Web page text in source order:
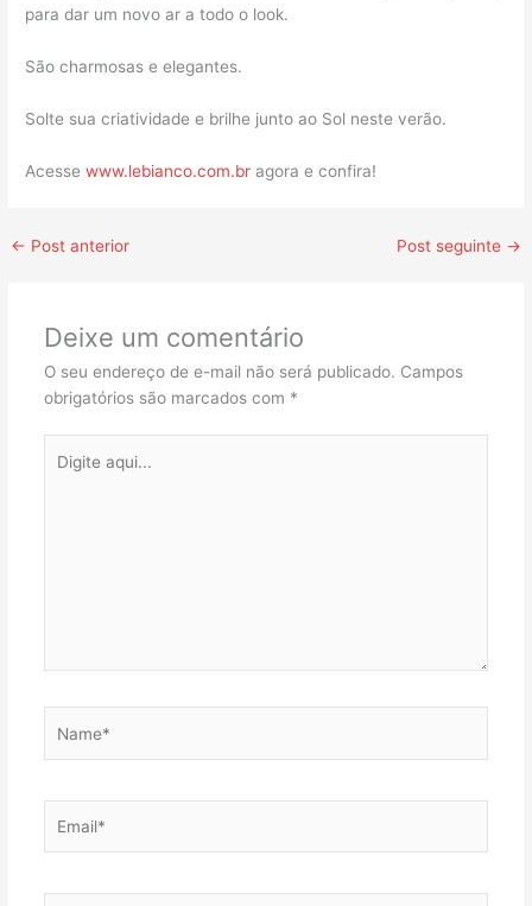
para dar um novo ar a todo o look.
São charmosas e elegantes.
Solte sua criatividade e brilhe junto ao Sol neste verão.
Acessewww.lebianco.com.br agora e confira!
← Post anterior Post seguinte →
Deixe um comentário
O seu endereço de e-mail não será publicado. Campos
obrigatórios são marcados com *
aqui...